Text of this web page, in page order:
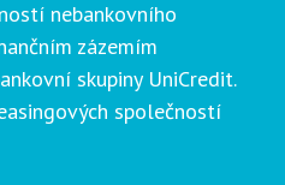
nebankovního
zázemím
skupiny UniCredit.
společností